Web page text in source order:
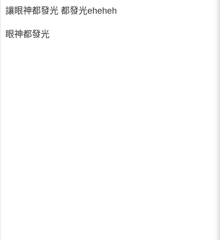
讓眼神都發光 都發光eheheh
眼神都發光